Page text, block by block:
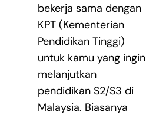
bekerja sama dengan
KPT (Kementerian
Pendidikan Tinggi)
untuk kamu yang ingin
melanjutkan
pendidikan S2/S3 di
Malaysia. Biasanya